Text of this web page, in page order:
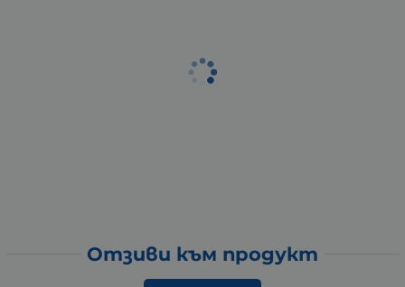
Отзиви към продукт